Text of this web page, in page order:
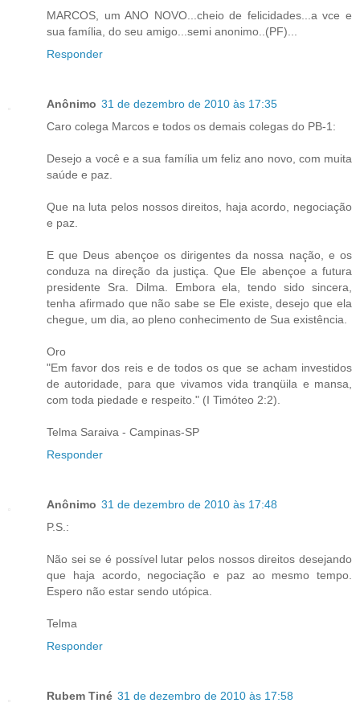
MARCOS, um ANO NOVO...cheio de felicidades...a vce e
sua família, do seu amigo...semi anonimo..(PF)...
Responder
Anônimo 31 de dezembro de 2010 às 17:35
Caro colega Marcos e todos os demais colegas do PB-1:
Desejo a você e a sua família um feliz ano novo, com muita
saúde e paz.
Que na luta pelos nossos direitos, haja acordo, negociação
e paz.
E que Deus abençoe os dirigentes da nossa nação, e os
conduza na direção da justiça. Que Ele abençoe a futura
presidente Sra. Dilma. Embora ela, tendo sido sincera,
tenha afirmado que não sabe se Ele existe, desejo que ela
chegue, um dia, ao pleno conhecimento de Sua existência.
Oro
"Em favor dos reis e de todos os que se acham investidos
de autoridade, para que vivamos vida tranqüila e mansa,
com toda piedade e respeito." (I Timóteo 2:2).
Telma Saraiva - Campinas-SP
Responder
Anônimo 31 de dezembro de 2010 às 17:48
P.S.:
Não sei se é possível lutar pelos nossos direitos desejando
que haja acordo, negociação e paz ao mesmo tempo.
Espero não estar sendo utópica.
Telma
Responder
Rubem Tiné 31 de dezembro de 2010 às 17:58